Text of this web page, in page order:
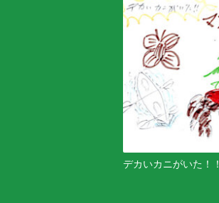
デカいカニがいた！！